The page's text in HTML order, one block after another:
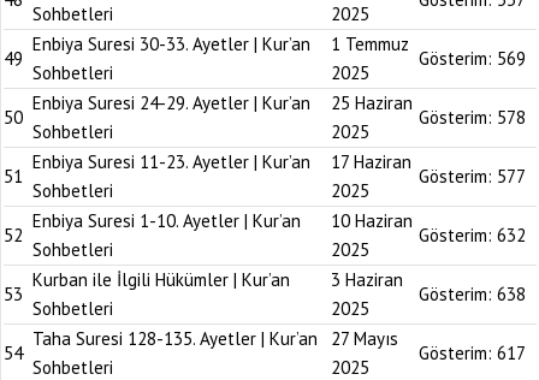
Sohbetleri 2025
49
Enbiya Suresi 30-33. Ayetler | Kur’an
Sohbetleri
1 Temmuz
2025
Gösterim: 569
50
Enbiya Suresi 24-29. Ayetler | Kur’an
Sohbetleri
25 Haziran
2025
Gösterim: 578
51
Enbiya Suresi 11-23. Ayetler | Kur’an
Sohbetleri
17 Haziran
2025
Gösterim: 577
52
Enbiya Suresi 1-10. Ayetler | Kur’an
Sohbetleri
10 Haziran
2025
Gösterim: 632
53
Kurban ile İlgili Hükümler | Kur’an
Sohbetleri
3 Haziran
2025
Gösterim: 638
54
Taha Suresi 128-135. Ayetler | Kur’an
Sohbetleri
27 Mayıs
2025
Gösterim: 617